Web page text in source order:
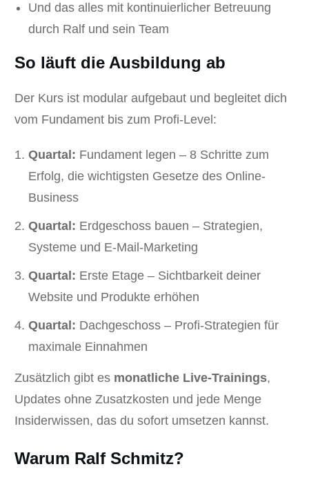
Und das alles mit kontinuierlicher Betreuung
durch Ralf und sein Team
So läuft die Ausbildung ab
Der Kurs ist modular aufgebaut und begleitet dich
vom Fundament bis zum Profi-Level:
Quartal: Fundament legen – 8 Schritte zum
Erfolg, die wichtigsten Gesetze des Online-
Business
Quartal: Erdgeschoss bauen – Strategien,
Systeme und E-Mail-Marketing
Quartal: Erste Etage – Sichtbarkeit deiner
Website und Produkte erhöhen
Quartal: Dachgeschoss – Profi-Strategien für
maximale Einnahmen
Zusätzlich gibt es monatliche Live-Trainings,
Updates ohne Zusatzkosten und jede Menge
Insiderwissen, das du sofort umsetzen kannst.
Warum Ralf Schmitz?